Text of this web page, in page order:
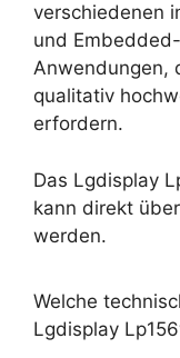
verschiedenen
und
Anwendungen,
qualitativ
erfordern.
Das Lgdisplay
kann direkt
werden.
Welche
Lgdisplay